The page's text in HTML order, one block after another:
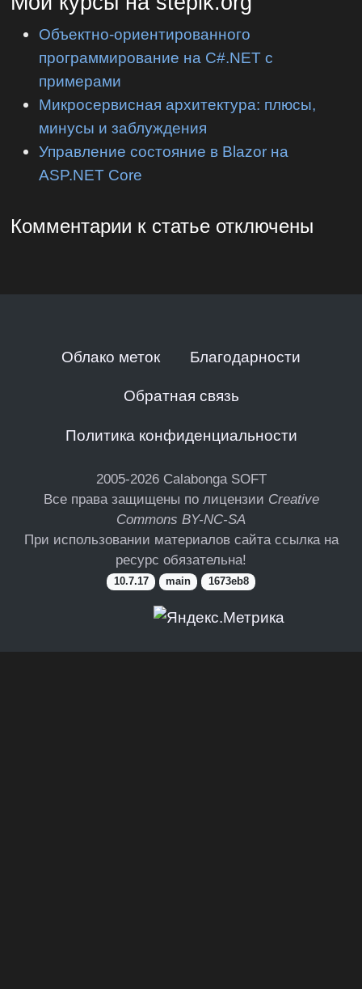
Объектно-ориентированного
программирование на C#.NET с
примерами
Микросервисная архитектура: плюсы,
минусы и заблуждения
Управление состояние в Blazor на
ASP.NET Core
Комментарии к статье отключены
Облако меток Благодарности
Обратная связь
Политика конфиденциальности
2005-2026 Calabonga SOFT
Все права защищены по лицензии Creative
Commons BY-NC-SA
При использовании материалов сайта ссылка на
ресурс обязательна!
10.7.17 main 1673eb8